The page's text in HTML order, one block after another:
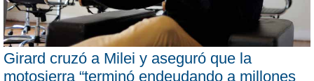
Girard cruzó a Milei y aseguró que la
motosierra “terminó endeudando a millones